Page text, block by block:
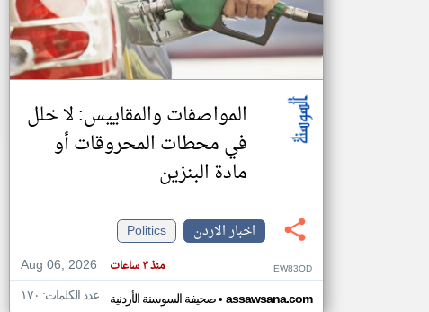
المواصفات والمقاييس: لا خلل
في محطات المحروقات أو
مادة البنزين
اخبار الاردن
Politics
Aug 06, 2026
منذ ٣ ساعات EW83OD
صحيفة السوسنة الأردنية• assawsana.com عدد الكلمات: ١٧٠